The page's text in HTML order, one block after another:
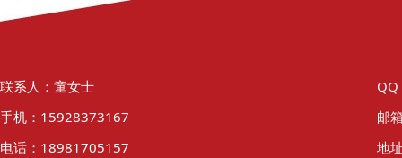
联系人：童女士
手机：15928373167
邮
电话：18981705157
地